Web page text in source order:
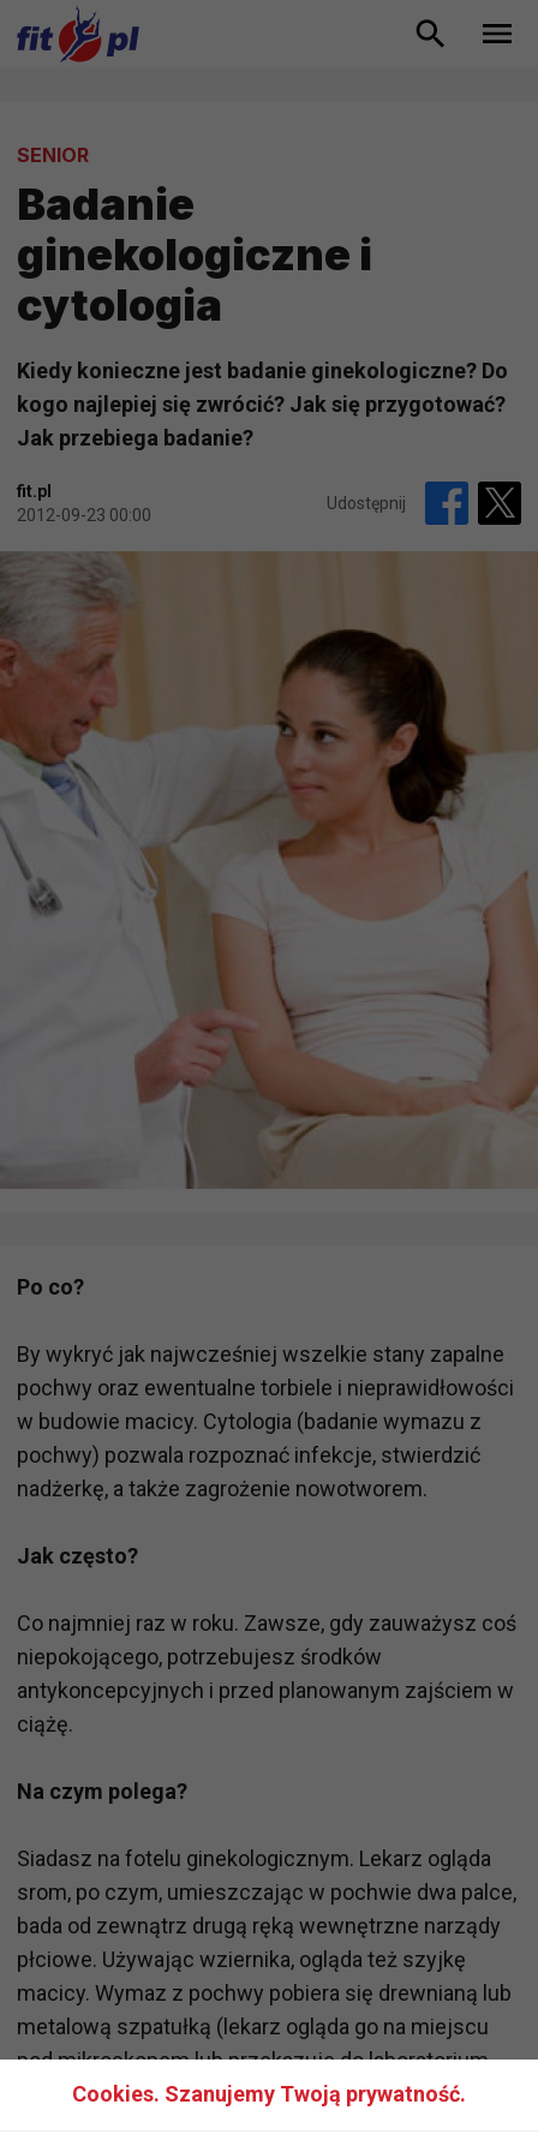
SENIOR
Badanie
ginekologiczne i
cytologia
Kiedy konieczne jest badanie ginekologiczne? Do
kogo najlepiej się zwrócić? Jak się przygotować?
Jak przebiega badanie?
fit.pl
2012-09-23 00:00
Udostępnij
Po co?
By wykryć jak najwcześniej wszelkie stany zapalne
pochwy oraz ewentualne torbiele i nieprawidłowości
w budowie macicy. Cytologia (badanie wymazu z
pochwy) pozwala rozpoznać infekcje, stwierdzić
nadżerkę, a także zagrożenie nowotworem.
Jak często?
Co najmniej raz w roku. Zawsze, gdy zauważysz coś
niepokojącego, potrzebujesz środków
antykoncepcyjnych i przed planowanym zajściem w
ciążę.
Na czym polega?
Siadasz na fotelu ginekologicznym. Lekarz ogląda
srom, po czym, umieszczając w pochwie dwa palce,
bada od zewnątrz drugą ręką wewnętrzne narządy
płciowe. Używając wziernika, ogląda też szyjkę
macicy. Wymaz z pochwy pobiera się drewnianą lub
metalową szpatułką (lekarz ogląda go na miejscu
pod mikroskopem lub przekazuje do laboratorium
analitycznego - wtedy na wynik czeka się dwa - trzy
Cookies. Szanujemy Twoją prywatność.